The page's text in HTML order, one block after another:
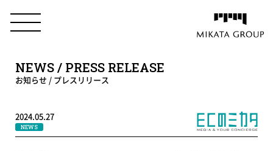
NEWS / PRESS RELEASE
お知らせ / プレスリリース
2024.05.27
NEWS